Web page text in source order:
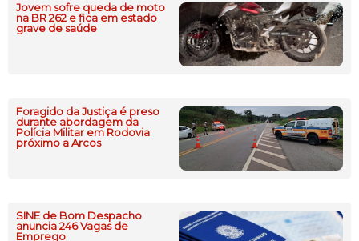
Jovem sofre queda de moto
na BR 262 e fica em estado
grave de saúde
Foragido da Justiça é preso
durante abordagem da
Polícia Militar em Rodovia
próximo a Arcos
SINE de Bom Despacho
anuncia 246 Vagas de
Emprego